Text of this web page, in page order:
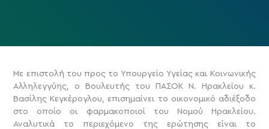
Με επιστολή του προς το Υπουργείο Υγείας και Κοινωνικής
Αλληλεγγύης, ο Βουλευτής του ΠΑΣΟΚ Ν. Ηρακλείου κ.
Βασίλης Κεγκέρογλου, επισημαίνει το οικονομικό αδιέξοδο
στο οποίο οι φαρμακοποιοί του Νομού Ηρακλείου.
Αναλυτικά το περιεχόμενο της ερώτησης είναι το